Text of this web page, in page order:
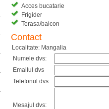
Acces bucatarie
Frigider
Terasa/balcon
Contact
Localitate: Mangalia
Numele dvs:
Emailul dvs
Telefonul dvs
Mesajul dvs: